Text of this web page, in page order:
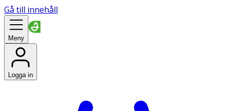
Gå till innehåll
Meny
Logga in